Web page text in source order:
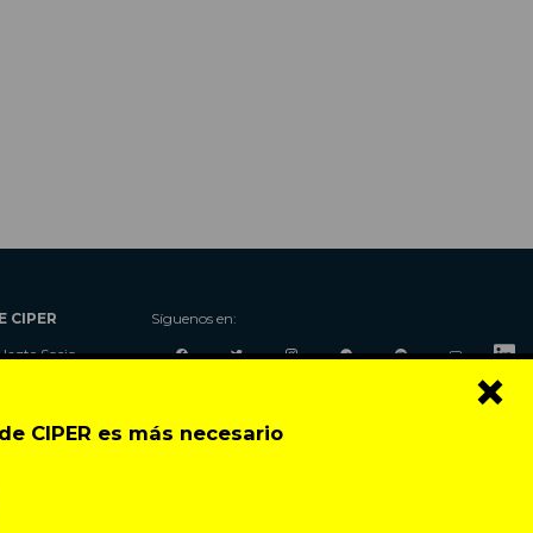
CIPER es más necesario
×
CIPER
Socio
Contacto
Síguenos en: